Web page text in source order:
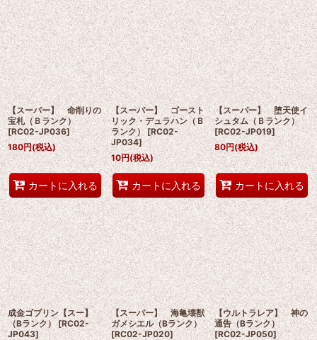
【スーパー】 命削りの
宝札（Ｂランク）
[RC02-JP036]
180円(税込)
カートに入れる
【スーパー】 ゴースト
リック・デュラハン（Ｂ
ランク） [RC02-
JP034]
10円(税込)
カートに入れる
【スーパー】 堕天使イ
シュタム（Ｂランク）
[RC02-JP019]
80円(税込)
カートに入れる
成金ゴブリン【スー】
（Bランク） [RC02-
JP043]
【スーパー】 海亀壊獣
ガメシエル（Bランク）
[RC02-JP020]
【ウルトラレア】 神の
通告（Bランク）
[RC02-JP050]